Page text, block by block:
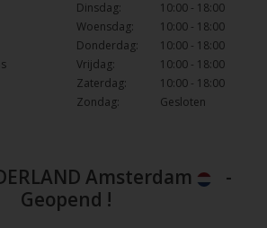
Dinsdag:
10:00 - 18:00
Woensdag:
10:00 - 18:00
Donderdag:
10:00 - 18:00
Vrijdag:
10:00 - 18:00
Zaterdag:
10:00 - 18:00
Zondag:
Gesloten
Amsterdam
-
Geopend !